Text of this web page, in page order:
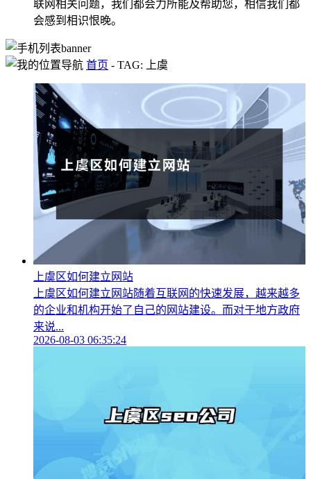
联网相关问题，我们都会力所能及帮助您，相信我们都
会感到相识恨晚。
首页 - TAG: 上虞
上虞区如何建立网站
上虞区如何建立网站随着互联网的快速发展，越来越多
的企业和机构开始了自己的网站建设。而对于地方政府
来说...
2026-08-03 06:35:24